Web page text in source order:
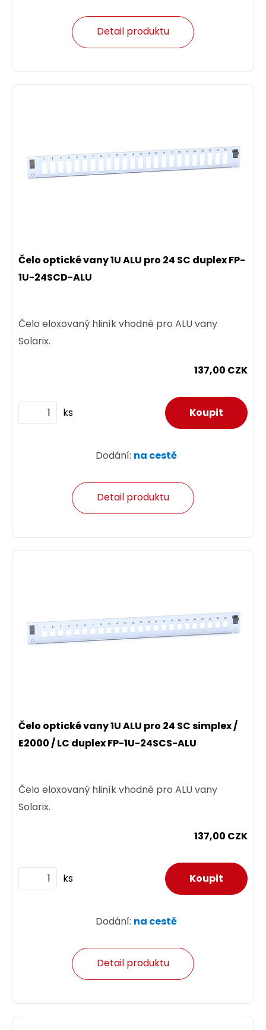
Detail produktu
Čelo optické vany 1U ALU pro 24 SC duplex FP-
1U-24SCD-ALU
Čelo eloxovaný hliník vhodné pro ALU vany
Solarix.
137,00 CZK
ks
Dodání: na cestě
Detail produktu
Čelo optické vany 1U ALU pro 24 SC simplex /
E2000 / LC duplex FP-1U-24SCS-ALU
Čelo eloxovaný hliník vhodné pro ALU vany
Solarix.
137,00 CZK
ks
Dodání: na cestě
Detail produktu